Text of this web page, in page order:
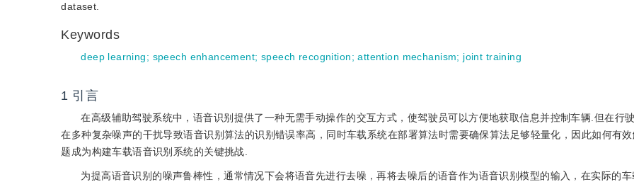
dataset.
Keywords
deep learning; speech enhancement; speech recognition;attention mechanism; joint training
1 引言
在高级辅助驾驶系统中，语音识别提供了一种无需手动操作的交互方式，使驾驶员可以方便地获取信息并控制车辆.但在行
在多种复杂噪声的干扰导致语音识别算法的识别错误率高，同时车载系统在部署算法时需要确保算法足够轻量化，因此如何有
题成为构建车载语音识别系统的关键挑战.
为提高语音识别的噪声鲁棒性，通常情况下会将语音先进行去噪，再将去噪后的语音作为语音识别模型的输入，在实际的